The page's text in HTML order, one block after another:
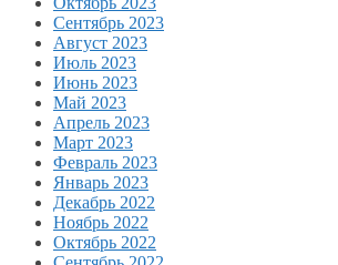
Сентябрь 2023
Август 2023
Июль 2023
Июнь 2023
Май 2023
Апрель 2023
Март 2023
Февраль 2023
Январь 2023
Декабрь 2022
Ноябрь 2022
Октябрь 2022